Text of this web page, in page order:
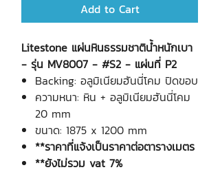
Add to Cart
Litestone แผ่นหินธรรมชาติน้ำหนักเบา
- รุ่น MV8007 - #S2 - แผ่นที่ P2
Backing: อลูมิเนียมฮันนี่โคม ปิดขอบ
ความหนา: หิน + อลูมิเนียมฮันนี่โคม
20 mm
ขนาด: 1875 x 1200 mm
**ราคาที่แจ้งเป็นราคาต่อตารางเมตร
**ยังไม่รวม vat 7%